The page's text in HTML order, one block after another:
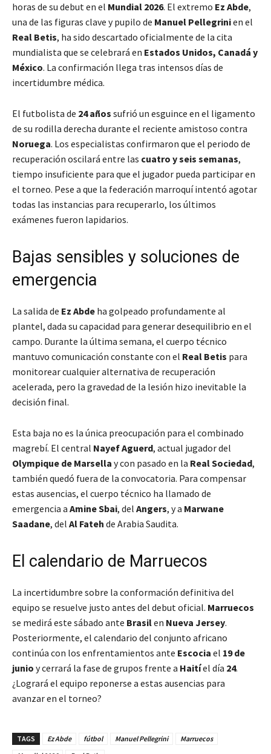
horas de su debut en el Mundial 2026. El extremo Ez Abde,
una de las figuras clave y pupilo de Manuel Pellegrinien el
Real Betis, ha sido descartado oficialmente de la cita
mundialista que se celebrará en Estados Unidos, Canadá y
México. La confirmación llega tras intensos días de
incertidumbre médica.
El futbolista de 24 años sufrió un esguince en el ligamento
de su rodilla derecha durante el reciente amistoso contra
Noruega. Los especialistas confirmaron que el periodo de
recuperación oscilará entre las cuatro y seis semanas,
tiempo insuficiente para que el jugador pueda participar en
el torneo. Pese a que la federación marroquí intentó agotar
todas las instancias para recuperarlo, los últimos
exámenes fueron lapidarios.
Bajas sensibles y soluciones de
emergencia
La salida de Ez Abde ha golpeado profundamente al
plantel, dada su capacidad para generar desequilibrio en el
campo. Durante la última semana, el cuerpo técnico
mantuvo comunicación constante con el Real Betis para
monitorear cualquier alternativa de recuperación
acelerada, pero la gravedad de la lesión hizo inevitable la
decisión final.
Esta baja no es la única preocupación para el combinado
magrebí. El central Nayef Aguerd, actual jugador del
Olympique de Marsella y con pasado en la Real Sociedad,
también quedó fuera de la convocatoria. Para compensar
estas ausencias, el cuerpo técnico ha llamado de
emergencia a Amine Sbai, del Angers, y a Marwane
Saadane, del Al Fateh de Arabia Saudita.
El calendario de Marruecos
La incertidumbre sobre la conformación definitiva del
equipo se resuelve justo antes del debut oficial. Marruecos
se medirá este sábado ante Brasilen Nueva Jersey.
Posteriormente, el calendario del conjunto africano
continúa con los enfrentamientos ante Escocia el 19 de
junio y cerrará la fase de grupos frente a Haitíel día 24.
¿Logrará el equipo reponerse a estas ausencias para
avanzar en el torneo?
TAGS Ez Abde fútbol Manuel Pellegrini
Marruecos